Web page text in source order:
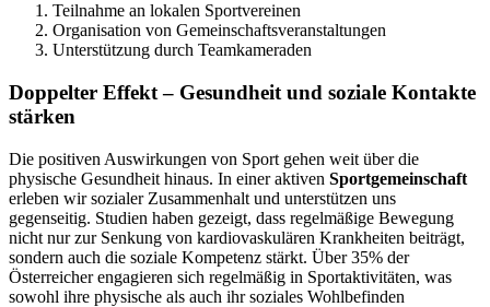
Teilnahme an lokalen Sportvereinen
Organisation von Gemeinschaftsveranstaltungen
Unterstützung durch Teamkameraden
Doppelter Effekt – Gesundheit und soziale Kontakte
stärken
Die positiven Auswirkungen von Sport gehen weit über die
physische Gesundheit hinaus. In einer aktiven Sportgemeinschaft
erleben wir sozialer Zusammenhalt und unterstützen uns
gegenseitig. Studien haben gezeigt, dass regelmäßige Bewegung
nicht nur zur Senkung von kardiovaskulären Krankheiten beiträgt,
sondern auch die soziale Kompetenz stärkt. Über 35% der
Österreicher engagieren sich regelmäßig in Sportaktivitäten, was
sowohl ihre physische als auch ihr soziales Wohlbefinden